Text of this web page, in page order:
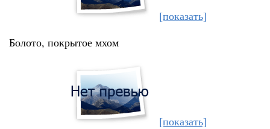
[показать]
Болото, покрытое мхом
[показать]